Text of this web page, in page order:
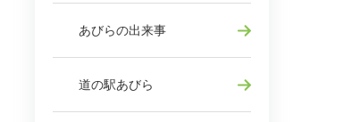
あびらの出来事
道の駅あびら